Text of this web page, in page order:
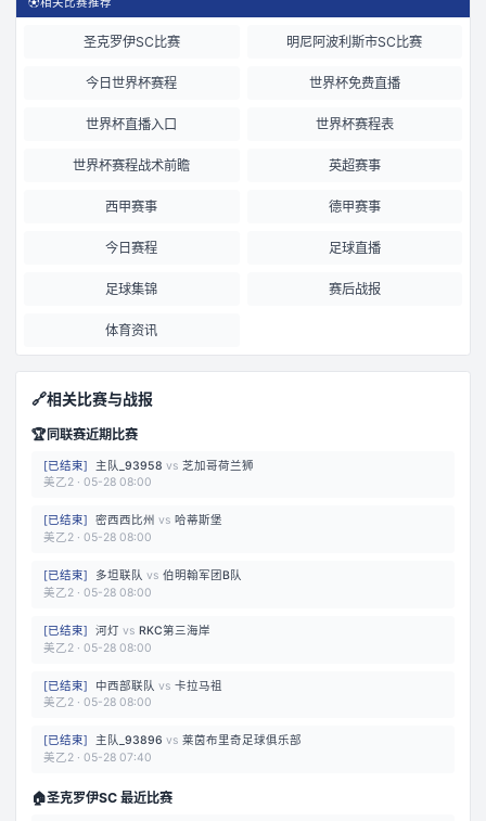
⚽相关比赛推荐
圣克罗伊SC比赛 明尼阿波利斯市SC比赛
今日世界杯赛程 世界杯免费直播
世界杯直播入口 世界杯赛程表
世界杯赛程战术前瞻 英超赛事
西甲赛事 德甲赛事
今日赛程 足球直播
足球集锦 赛后战报
体育资讯
🔗相关比赛与战报
🏆同联赛近期比赛
[已结束] 主队_93958 vs 芝加哥荷兰狮
美乙2· 05-28 08:00
[已结束] 密西西比州 vs 哈蒂斯堡
美乙2· 05-28 08:00
[已结束] 多坦联队 vs 伯明翰军团B队
美乙2· 05-28 08:00
[已结束] 河灯 vs RKC第三海岸
美乙2· 05-28 08:00
[已结束] 中西部联队 vs 卡拉马祖
美乙2· 05-28 08:00
[已结束] 主队_93896 vs 莱茵布里奇足球俱乐部
美乙2· 05-28 07:40
🏠圣克罗伊SC 最近比赛